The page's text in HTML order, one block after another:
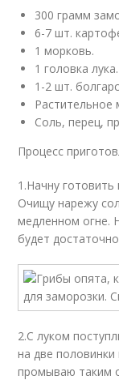
300 грамм
6-7 шт.
1 морковь.
1 головка лука.
1-2 шт.
Растительное
Соль, перец,
Процесс
1.Начну
Очищу нарежу
медленном огне.
будет
2.С луком
на две
промываю таким